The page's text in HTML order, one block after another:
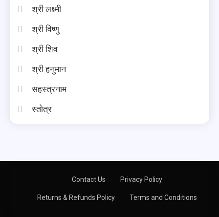
श्री लक्ष्मी
श्री विष्णु
श्री शिव
श्री हनुमान
सहस्त्रनाम
स्तोत्र
Contact Us Privacy Policy
Returns & Refunds Policy Terms and Conditions